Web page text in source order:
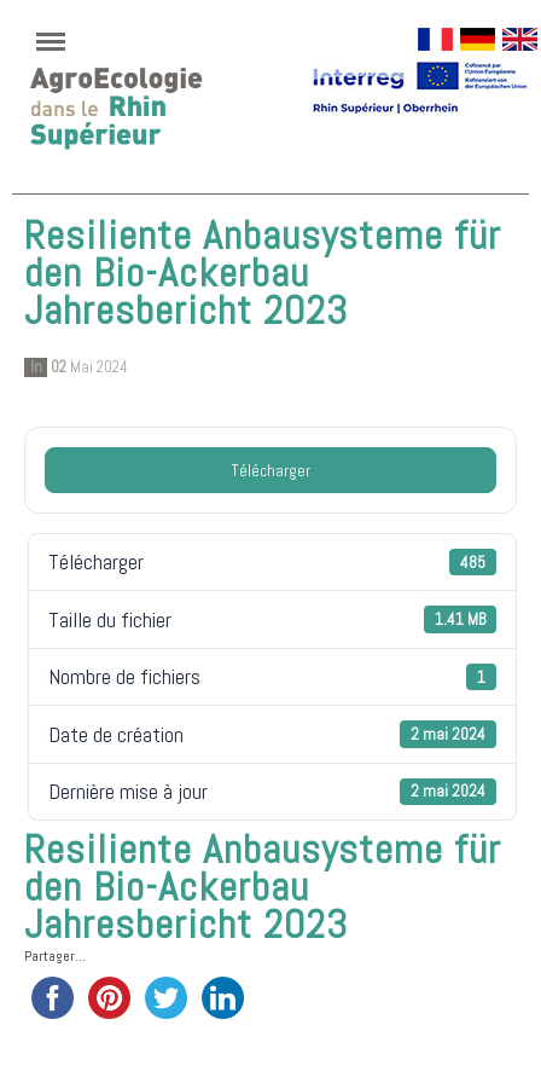
Resiliente Anbausysteme für
den Bio-Ackerbau
Jahresbericht 2023
In 02 Mai 2024
Télécharger
Télécharger 485
Taille du fichier 1.41 MB
Nombre de fichiers 1
Date de création 2 mai 2024
Dernière mise à jour 2 mai 2024
Resiliente Anbausysteme für
den Bio-Ackerbau
Jahresbericht 2023
Partager...